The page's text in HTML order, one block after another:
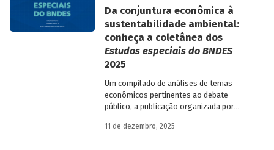
Da conjuntura econômica à
sustentabilidade ambiental:
conheça a coletânea dos
Estudos especiais do BNDES
2025
Um compilado de análises de temas
econômicos pertinentes ao debate
público, a publicação organizada por
Souza, economistas do BNDES, reúne 25
11 de dezembro, 2025